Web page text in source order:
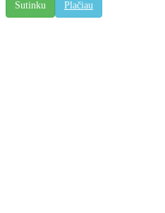
Sutinku Plačiau